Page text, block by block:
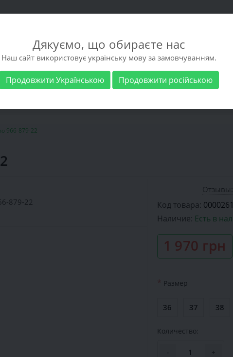
Доставка и
966-879-22
Отзывы:
Код товара:
Наличие: Есть в
1 970 грн
* Размер
36 37 38
Количество:
- +
Дякуємо, що обираєте нас
Наш сайт використовує українську мову за замовчуванням.
Продовжити Українською Продовжити російською